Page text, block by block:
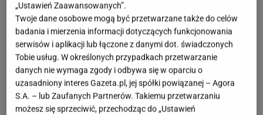
Polka przestrzegano, by nie mówił o chorobie.
"Jestem po przeszczepie"
Ten quiz logiczny zmusi Cię do myślenia.
Wynik 3/8 to powód do dumy
„Ustawień Zaawansowanych”.
Twoje dane osobowe mogą być przetwarzane także do celów
badania i mierzenia informacji dotyczących funkcjonowania
serwisów i aplikacji lub łączone z danymi dot. świadczonych
Tobie usług. W określonych przypadkach przetwarzanie
danych nie wymaga zgody i odbywa się w oparciu o
uzasadniony interes Gazeta.pl, jej spółki powiązanej – Agora
S.A. – lub Zaufanych Partnerów. Takiemu przetwarzaniu
możesz się sprzeciwić, przechodząc do „Ustawień